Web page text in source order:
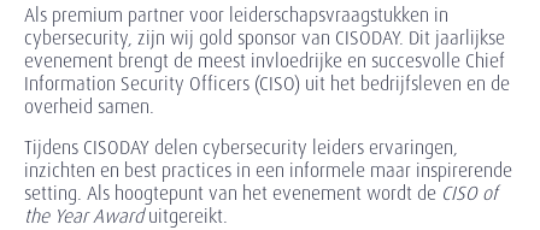
Als premium partner voor leiderschapsvraagstukken in
cybersecurity, zijn wij gold sponsor van CISODAY. Dit jaarlijkse
evenement brengt de meest invloedrijke en succesvolle Chief
Information Security Officers (CISO) uit het bedrijfsleven en de
overheid samen.
Tijdens CISODAY delen cybersecurity leiders ervaringen,
inzichten en best practices in een informele maar inspirerende
setting. Als hoogtepunt van het evenement wordt de CISO of
the Year Awarduitgereikt.